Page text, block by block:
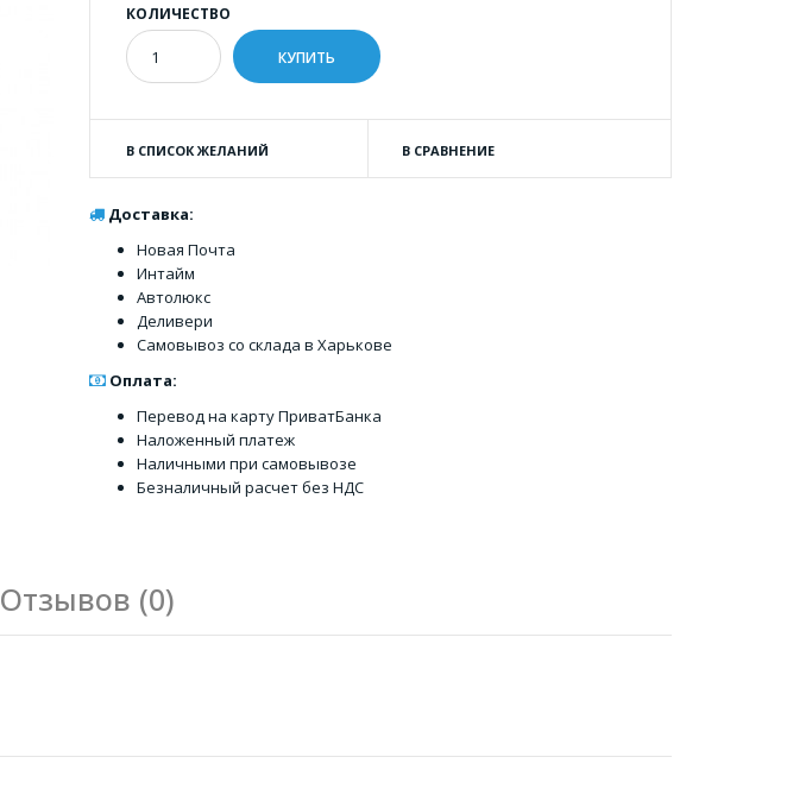
КОЛИЧЕСТВО
В СПИСОК ЖЕЛАНИЙ В СРАВНЕНИЕ
Доставка:
Новая Почта
Интайм
Автолюкс
Деливери
Самовывоз со склада в Харькове
Оплата:
Перевод на карту ПриватБанка
Наложенный платеж
Наличными при самовывозе
Безналичный расчет без НДС
Отзывов (0)